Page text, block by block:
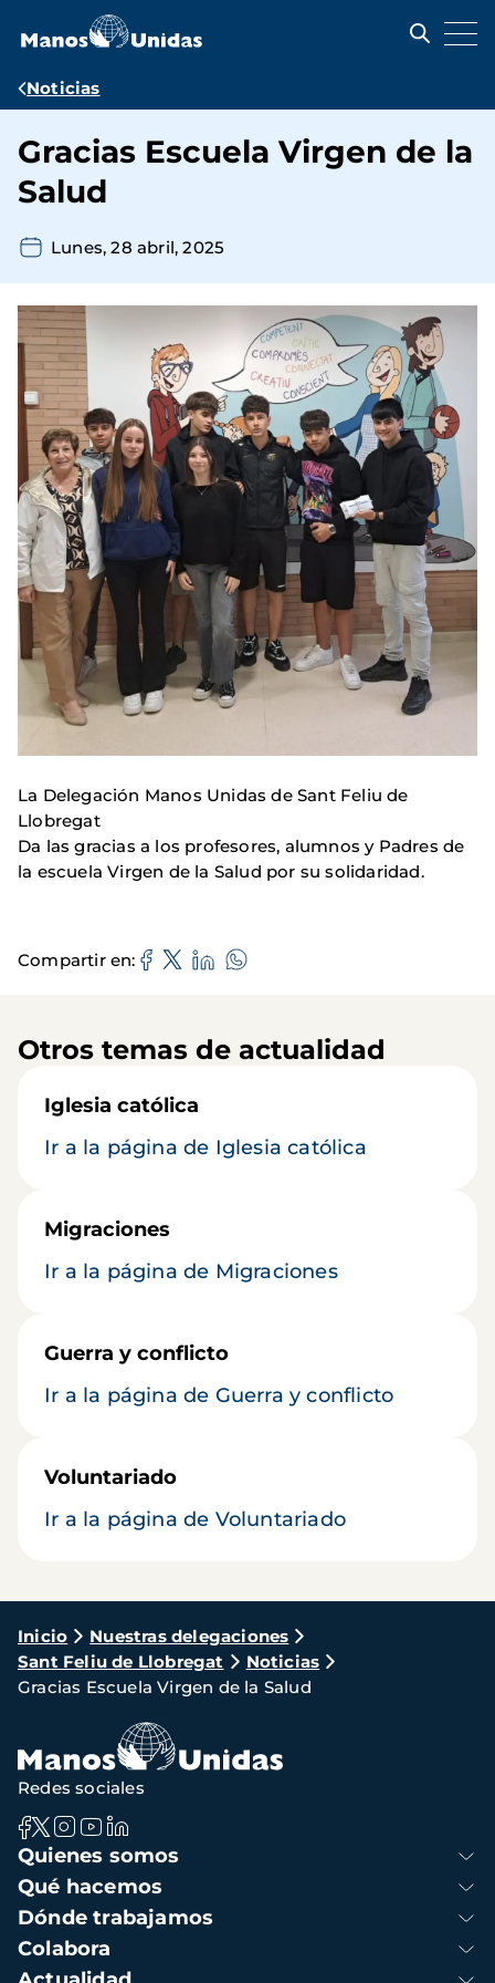
contenido
Ruta
navegación
Noticias
Gracias Escuela Virgen de la
Salud
Lunes, 28 abril, 2025
La Delegación Manos Unidas de Sant Feliu de
Llobregat
Da las gracias a los profesores, alumnos y Padres de
la escuela Virgen de la Salud por su solidaridad.
Compartir en
Otros temas de actualidad
Iglesia católica
Ir a la página de Iglesia católica
Migraciones
Ir a la página de Migraciones
Guerra y conflicto
Ir a la página de Guerra y conflicto
Voluntariado
Ir a la página de Voluntariado
Ruta
de
navegación
Inicio
Nuestras delegaciones
Sant Feliu de Llobregat
Noticias
Gracias Escuela Virgen de la Salud
Navegación
principal
Quienes somos
Qué hacemos
Dónde trabajamos
Colabora
Redes sociales